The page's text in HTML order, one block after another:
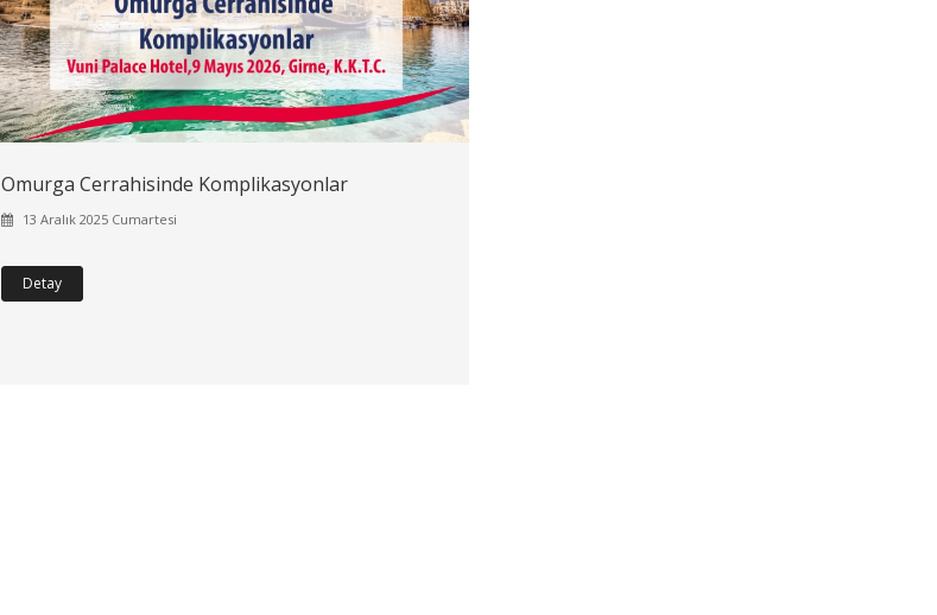
Omurga Cerrahisinde Komplikasyonlar
13 Aralık 2025 Cumartesi
Detay